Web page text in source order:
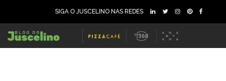
SIGA O JUSCELINO NAS REDES